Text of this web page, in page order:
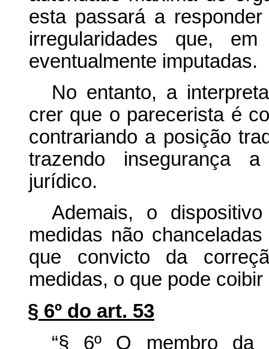
esta passará a
irregularidades que,
eventualmente imputadas.
No entanto, a
crer que o parecerista é
contrariando a posição
trazendo insegurança
jurídico.
Ademais, o
medidas não
que convicto da
medidas, o que pode
§ 6º do art. 53
“§ 6º O membro da